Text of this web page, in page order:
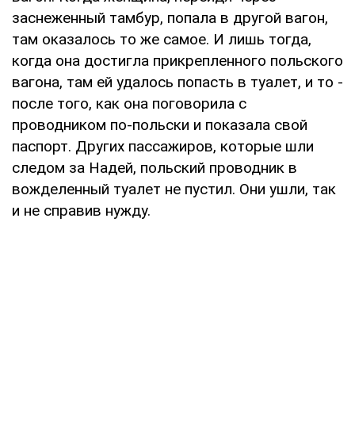
заснеженный тамбур, попала в другой вагон,
там оказалось то же самое. И лишь тогда,
когда она достигла прикрепленного польского
вагона, там ей удалось попасть в туалет, и то -
после того, как она поговорила с
проводником по-польски и показала свой
паспорт. Других пассажиров, которые шли
следом за Надей, польский проводник в
вожделенный туалет не пустил. Они ушли, так
и не справив нужду.